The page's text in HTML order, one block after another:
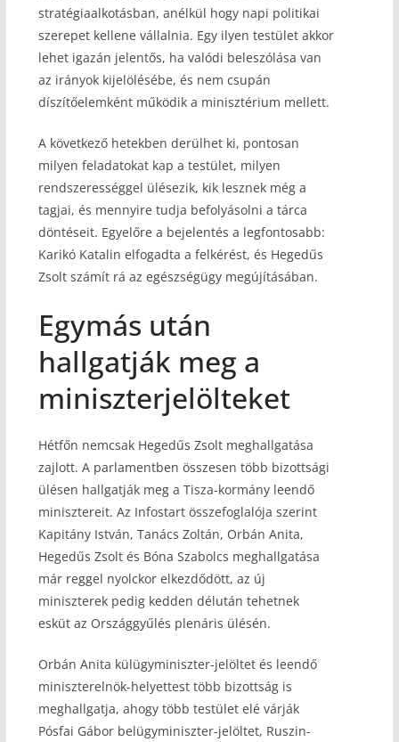
stratégiaalkotásban, anélkül hogy napi politikai
szerepet kellene vállalnia. Egy ilyen testület akkor
lehet igazán jelentős, ha valódi beleszólása van
az irányok kijelölésébe, és nem csupán
díszítőelemként működik a minisztérium mellett.
A következő hetekben derülhet ki, pontosan
milyen feladatokat kap a testület, milyen
rendszerességgel ülésezik, kik lesznek még a
tagjai, és mennyire tudja befolyásolni a tárca
döntéseit. Egyelőre a bejelentés a legfontosabb:
Karikó Katalin elfogadta a felkérést, és Hegedűs
Zsolt számít rá az egészségügy megújításában.
Egymás után
hallgatják meg a
miniszterjelölteket
Hétfőn nemcsak Hegedűs Zsolt meghallgatása
zajlott. A parlamentben összesen több bizottsági
ülésen hallgatják meg a Tisza-kormány leendő
minisztereit. Az Infostart összefoglalója szerint
Kapitány István, Tanács Zoltán, Orbán Anita,
Hegedűs Zsolt és Bóna Szabolcs meghallgatása
már reggel nyolckor elkezdődött, az új
miniszterek pedig kedden délután tehetnek
esküt az Országgyűlés plenáris ülésén.
Orbán Anita külügyminiszter-jelöltet és leendő
miniszterelnök-helyettest több bizottság is
meghallgatja, ahogy több testület elé várják
Pósfai Gábor belügyminiszter-jelöltet, Ruszin-